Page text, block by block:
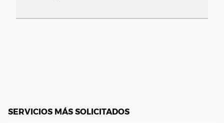
SERVICIOS MÁS SOLICITADOS